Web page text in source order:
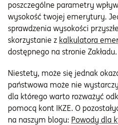
poszczególne parametry
wysokość twojej emerytury.
sprawdzenia wysokości
skorzystanie z kalkulatora
dostępnego na stronie Zakładu.
Niestety, może się jednak
państwowa może nie
dla którego warto rozważyć
pomocą kont IKZE. O
na naszym blogu: Powody dla